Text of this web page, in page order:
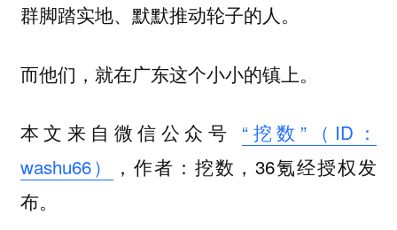
群脚踏实地、默默推动轮子的人。
而他们，就在广东这个小小的镇上。
本文来自微信公众号 “挖数”（ID：
washu66）
，作者：挖数，36氪经授权发
布。